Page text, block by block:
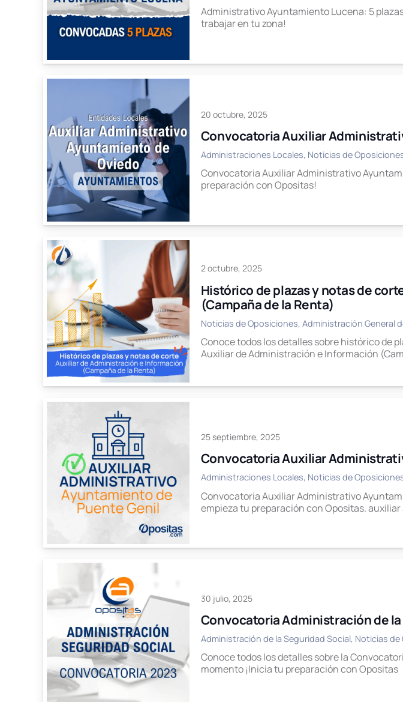
Administrativo Ayuntamiento Lucena: 5
trabajar en tu zona!
20 octubre, 2025
Convocatoria Auxiliar
Administraciones Locales, Noticias de
Convocatoria Auxiliar Administrativo
preparación con Opositas!
2 octubre, 2025
Histórico de plazas y notas de
(Campaña de la Renta)
Noticias de Oposiciones, Administración General
Conoce todos los detalles sobre histórico de
Auxiliar de Administración e Información
25 septiembre, 2025
Convocatoria Auxiliar
Administraciones Locales, Noticias de
Convocatoria Auxiliar Administrativo
empieza tu preparación con Opositas.
30 julio, 2025
Convocatoria Administración de
Administración de la Seguridad Social, Noticias de
Conoce todos los detalles sobre la
momento ¡Inicia tu preparación con Opositas